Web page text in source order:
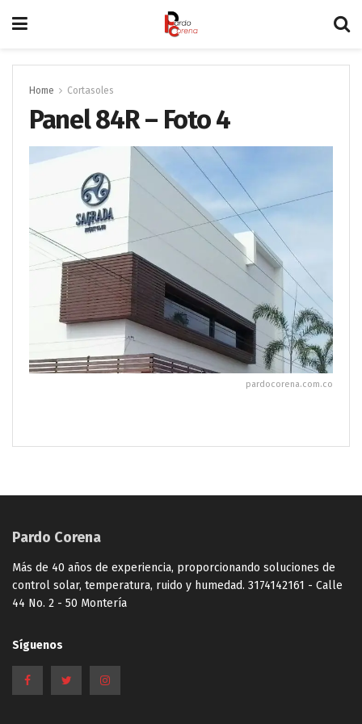
Home Cortasoles
Panel 84R – Foto 4
pardocorena.com.co
Pardo Corena
Más de 40 años de experiencia, proporcionando soluciones de
control solar, temperatura, ruido y humedad. 3174142161 - Calle
44 No. 2 - 50 Montería
Síguenos